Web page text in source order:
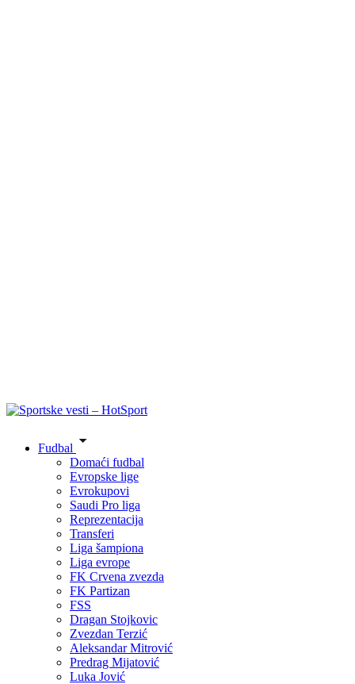
Fudbal
Domaći fudbal
Evropske lige
Evrokupovi
Saudi Pro liga
Reprezentacija
Transferi
Liga šampiona
Liga evrope
FK Crvena zvezda
FK Partizan
FSS
Dragan Stojkovic
Zvezdan Terzić
Aleksandar Mitrović
Predrag Mijatović
Luka Jović